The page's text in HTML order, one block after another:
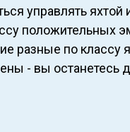
управлять яхтой
положительных
разные по классу
- вы останетесь